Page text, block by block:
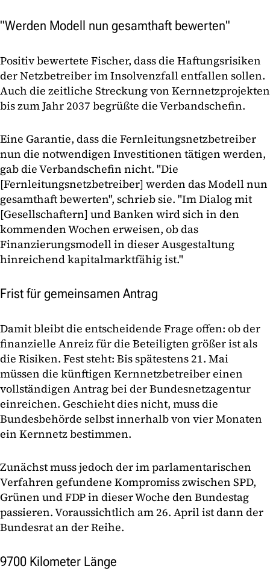
"Werden Modell nun gesamthaft bewerten"
Positiv bewertete Fischer, dass die Haftungsrisiken
der Netzbetreiber im Insolvenzfall entfallen sollen.
Auch die zeitliche Streckung von Kernnetzprojekten
bis zum Jahr 2037 begrüßte die Verbandschefin.
Eine Garantie, dass die Fernleitungsnetzbetreiber
nun die notwendigen Investitionen tätigen werden,
gab die Verbandschefin nicht. "Die
[Fernleitungsnetzbetreiber] werden das Modell nun
gesamthaft bewerten", schrieb sie. "Im Dialog mit
[Gesellschaftern] und Banken wird sich in den
kommenden Wochen erweisen, ob das
Finanzierungsmodell in dieser Ausgestaltung
hinreichend kapitalmarktfähig ist."
Frist für gemeinsamen Antrag
Damit bleibt die entscheidende Frage offen: ob der
finanzielle Anreiz für die Beteiligten größer ist als
die Risiken. Fest steht: Bis spätestens 21. Mai
müssen die künftigen Kernnetzbetreiber einen
vollständigen Antrag bei der Bundesnetzagentur
einreichen. Geschieht dies nicht, muss die
Bundesbehörde selbst innerhalb von vier Monaten
ein Kernnetz bestimmen.
Zunächst muss jedoch der im parlamentarischen
Verfahren gefundene Kompromiss zwischen SPD,
Grünen und FDP in dieser Woche den Bundestag
passieren. Voraussichtlich am 26. April ist dann der
Bundesrat an der Reihe.
9700 Kilometer Länge